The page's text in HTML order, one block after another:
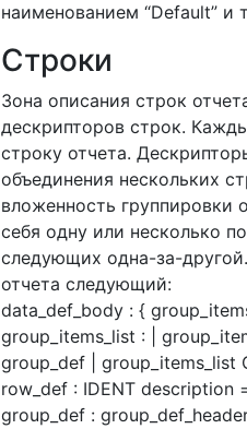
наименованием “Default” и
Строки
Зона описания строк
дескрипторов строк.
строку отчета.
объединения нескольких
вложенность группировки
себя одну или несколько
следующих одна-за-
отчета следующий:
data_def_body : {
group_items_list : |
group_def | group_items_list
row_def : IDENT description
group_def :